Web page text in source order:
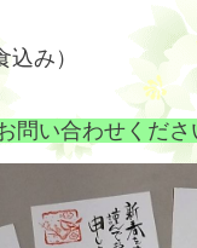
み）
い合わせくださ